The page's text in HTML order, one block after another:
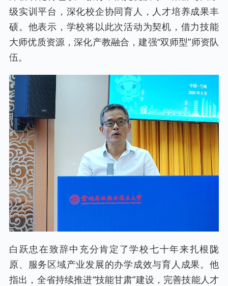
级实训平台，深化校企协同育人，人才培养成果丰
硕。他表示，学校将以此次活动为契机，借力技能
大师优质资源，深化产教融合，建强“双师型”师资队
伍。
白跃忠在致辞中充分肯定了学校七十年来扎根陇
原、服务区域产业发展的办学成效与育人成果。他
指出，全省持续推进“技能甘肃”建设，完善技能人才